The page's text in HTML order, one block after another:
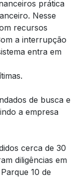
prática
Nesse
recursos
a interrupção
entra em
de busca e
a empresa
cerca de 30
diligências em
10 de